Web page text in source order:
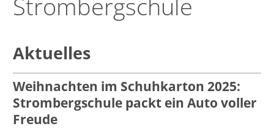
Aktuelles
Weihnachten im Schuhkarton 2025:
Strombergschule packt ein Auto voller
Freude